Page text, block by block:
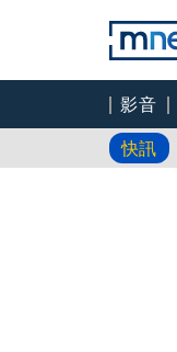
影音
快訊